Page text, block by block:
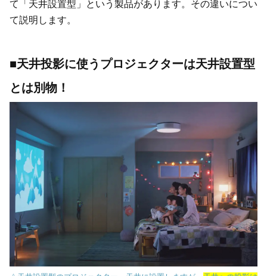
て「天井設置型」という製品があります。その違いについ
て説明します。
■天井投影に使うプロジェクターは天井設置型
とは別物！